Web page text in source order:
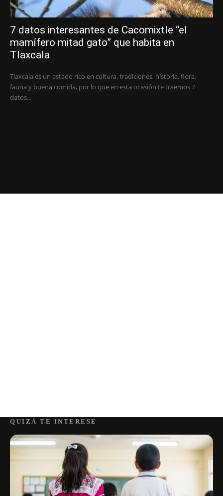
7 datos interesantes de Cacomixtle “el
mamífero mitad gato” que habita en
Tlaxcala
Tlaxcala es un estado rico en cultura, tradiciones, historia, flora,
fauna y buena comida, por lo que en esta ocasión te traemos 7
datos...
QUIZÁ TE INTERESE